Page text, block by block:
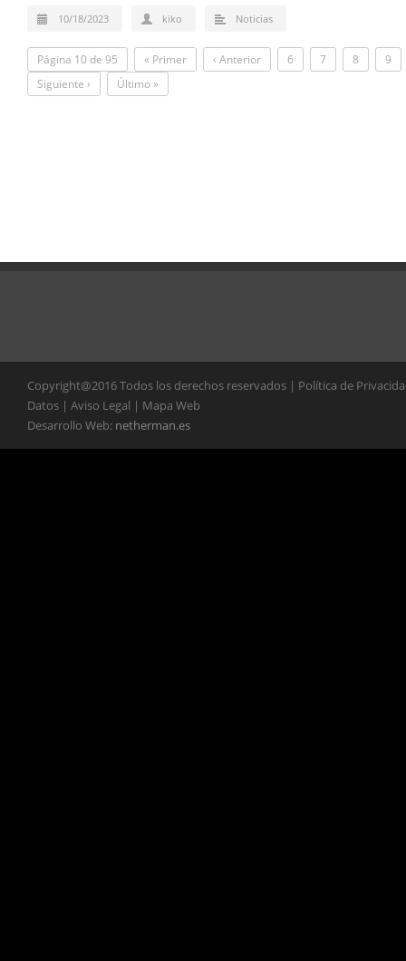
10/18/2023 kiko Noticias
Página 10 de 95 « Primer ‹ Anterior 6 7 8
9
Siguiente ›
Último »
Copyright@2016 Todos los derechos reservados | Política de
Datos | Aviso Legal | Mapa Web
Desarrollo Web: netherman.es